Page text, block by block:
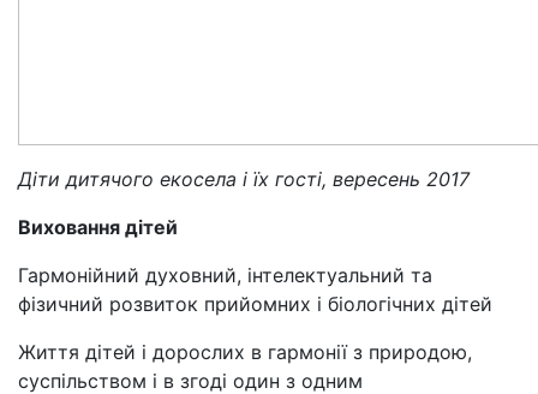
Діти дитячого екосела і їх гості, вересень 2017
Виховання дітей
Гармонійний духовний, інтелектуальний та
фізичний розвиток прийомних і біологічних дітей
Життя дітей і дорослих в гармонії з природою,
суспільством і в згоді один з одним